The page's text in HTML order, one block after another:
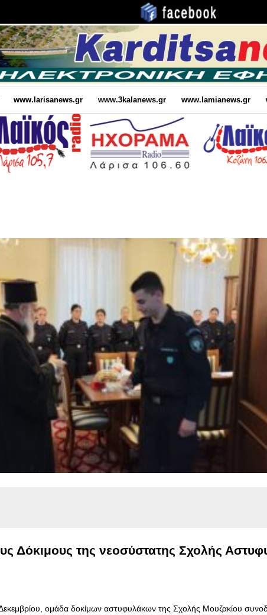
www.larisanews.gr www.3kalanews.gr www.lamianews.gr
Δόκιμους της νεοσύστατης Σχολής
ομάδα δοκίμων αστυφυλάκων της Σχολής Μουζακίου